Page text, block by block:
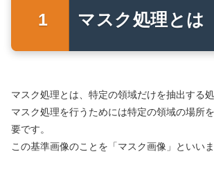
マスク処理とは
マスク処理とは、特定の領域だけを抽出する処
マスク処理を行うためには特定の領域の場所
要です。
この基準画像のことを「マスク画像」といいま